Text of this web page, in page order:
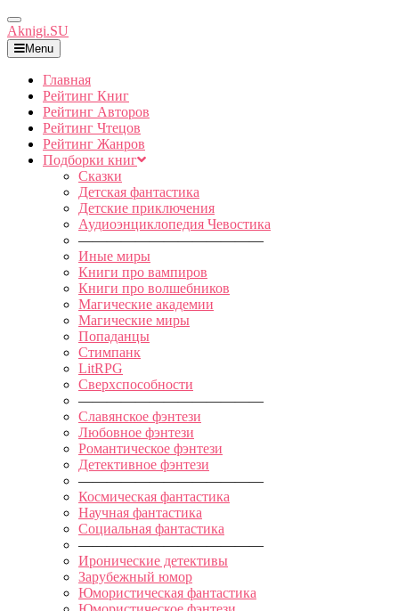
Toggle
Navigation
Aknigi.SU
Menu
Главная
Рейтинг Книг
Рейтинг Авторов
Рейтинг Чтецов
Рейтинг Жанров
Подборки книг
Сказки
Детская фантастика
Детские приключения
Аудиоэнциклопедия Чевостика
—————————————
Иные миры
Книги про вампиров
Книги про волшебников
Магические академии
Магические миры
Попаданцы
Стимпанк
LitRPG
Сверхспособности
—————————————
Славянское фэнтези
Любовное фэнтези
Романтическое фэнтези
Детективное фэнтези
—————————————
Космическая фантастика
Научная фантастика
Социальная фантастика
—————————————
Иронические детективы
Зарубежный юмор
Юмористическая фантастика